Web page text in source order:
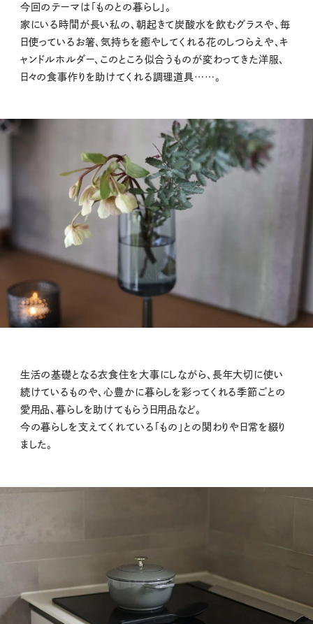
今回のテーマは「ものとの暮らし」。
家にいる時間が長い私の、朝起きて炭酸水を飲むグラスや、毎
日使っているお箸、気持ちを癒やしてくれる花のしつらえや、キ
ャンドルホルダー、このところ似合うものが変わってきた洋服、
日々の食事作りを助けてくれる調理道具……。
生活の基礎となる衣食住を大事にしながら、長年大切に使い
続けているものや、心豊かに暮らしを彩ってくれる季節ごとの
愛用品、暮らしを助けてもらう日用品など。
今の暮らしを支えてくれている「もの」との関わりや日常を綴り
ました。